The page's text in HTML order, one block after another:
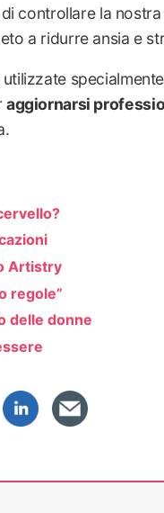
controllare la
a ridurre ansia e
aggiornarsi
Artistry
regole”
delle donne